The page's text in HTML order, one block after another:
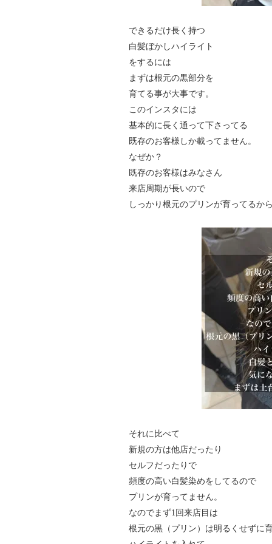
できるだけ長く持つ
白髪ぼかしハイライト
をするには
まずは根元の黒部分を
育てる事が大事です。
このインスタには
基本的に長く通って下さってる
既存のお客様しか載ってません。
なぜか？
既存のお客様はみなさん
来店周期が長いので
しっかり根元のプリンが育ってるか
それに比べて
新規の方は他店だったり
セルフだったりで
頻度の高い白髪染めをしてるので
プリンが育ってません。
なのでまず1回来店目は
根元の黒（プリン）は明るくせずに